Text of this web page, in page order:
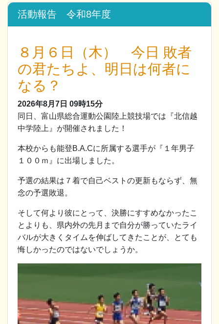
活動報告 令和8年度
８月６日（木） 今日 敗者
の君たちよ、明日は何者に
なる？
2026年8月7日 09時15分
同日、富山県総合運動公園陸上競技場では『北信越
中学陸上』が開催されました！
本校からも能登B.A.Cに所属する選手が『１年男子
１００ｍ』に出場しました。
予選の結果は７着で自己ベストの更新もならず、無
念の予選敗退。
そして何より彼にとって、決勝にすすめなかったこ
とよりも、県内外の先月まで自分が勝っていたライ
バルが大きくタイムを伸ばしてきたことが、とても
悔しかったのではないでしょうか。